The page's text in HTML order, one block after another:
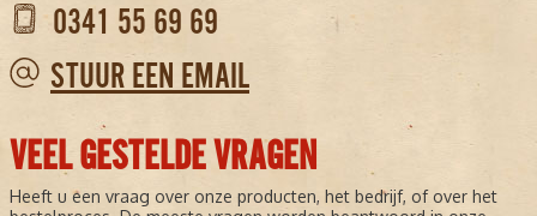
0341 55 69 69
STUUR EEN EMAIL
VEEL GESTELDE VRAGEN
Heeft u een vraag over onze producten, het bedrijf, of over het